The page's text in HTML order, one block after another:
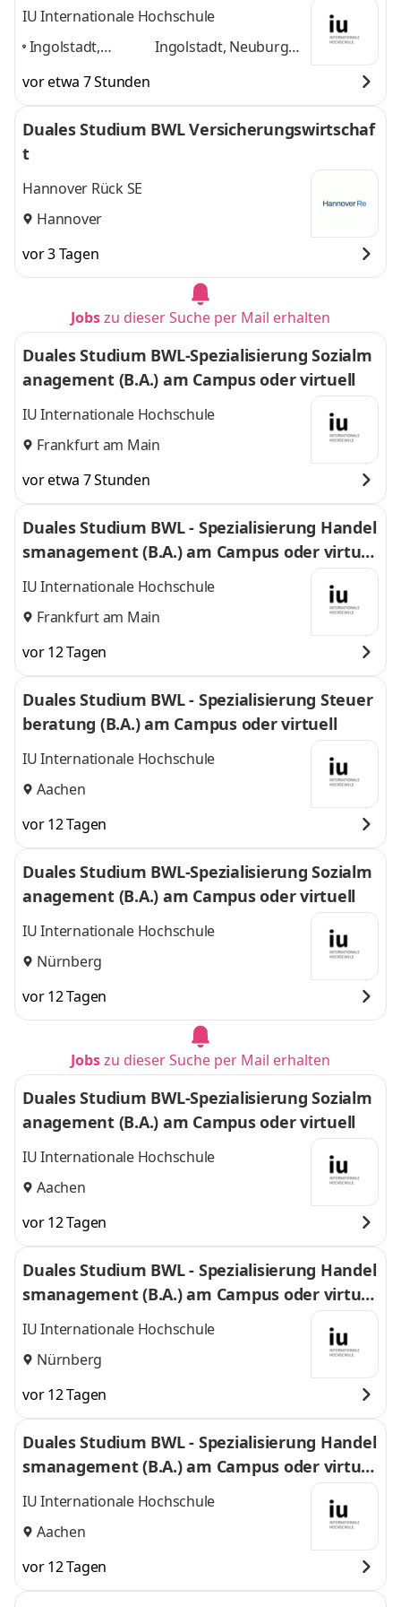
Treuhand
IU Internationale Hochschule
Ingolstadt,
Donau, Rain am
Lech, Home-
Office,
Ingolstadt, Neuburg
1 weitere
vor etwa 7 Stunden
Duales Studium BWL Versicherungswirtschaf
t
Hannover Rück SE
Hannover
vor 3 Tagen
Jobszu dieser Suche per Mail erhalten
Duales Studium BWL-Spezialisierung Sozialm
anagement (B.A.) am Campus oder virtuell
IU Internationale Hochschule
Frankfurt am Main
vor etwa 7 Stunden
Duales Studium BWL - Spezialisierung Handel
smanagement (B.A.) am Campus oder virtuel
l
IU Internationale Hochschule
Frankfurt am Main
vor 12 Tagen
Duales Studium BWL - Spezialisierung Steuer
beratung (B.A.) am Campus oder virtuell
IU Internationale Hochschule
Aachen
vor 12 Tagen
Duales Studium BWL-Spezialisierung Sozialm
anagement (B.A.) am Campus oder virtuell
IU Internationale Hochschule
Nürnberg
vor 12 Tagen
Jobszu dieser Suche per Mail erhalten
Duales Studium BWL-Spezialisierung Sozialm
anagement (B.A.) am Campus oder virtuell
IU Internationale Hochschule
Aachen
vor 12 Tagen
Duales Studium BWL - Spezialisierung Handel
smanagement (B.A.) am Campus oder virtuel
l
IU Internationale Hochschule
Nürnberg
vor 12 Tagen
Duales Studium BWL - Spezialisierung Handel
smanagement (B.A.) am Campus oder virtuel
l
IU Internationale Hochschule
Aachen
vor 12 Tagen